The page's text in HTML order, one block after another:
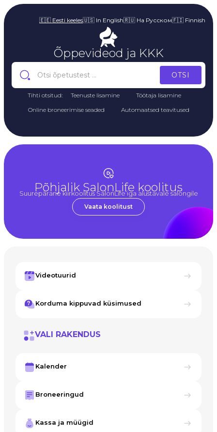
🇪🇪 Eesti keeles🇺🇸 In English🇷🇺 На Русском🇫🇮 Finnish
Õppevideod ja KKK
Tihti otsitud: Teenuste lisamine
Töötaja lisamine
Online broneerimise seaded
Automaatsed teavitused
Põhjalik SalonLife koolitus
Suurepärane kiirkoolitus SalonLife’iga alustavale salongile
Vaata koolitust
Videotuurid
Korduma kippuvad küsimused
VALI RAKENDUS
Kalender
Broneeringud
Kassa ja müügid